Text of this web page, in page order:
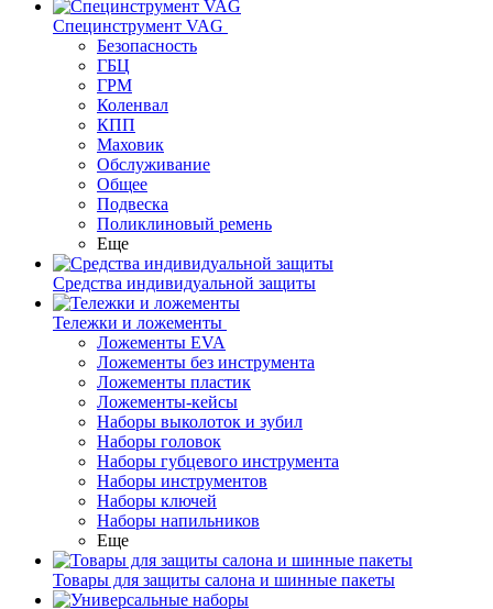
Специнструмент VAG
Безопасность
ГБЦ
ГРМ
Коленвал
КПП
Маховик
Обслуживание
Общее
Подвеска
Поликлиновый ремень
Еще
Средства индивидуальной защиты
Тележки и ложементы
Ложементы EVA
Ложементы без инструмента
Ложементы пластик
Ложементы-кейсы
Наборы выколоток и зубил
Наборы головок
Наборы губцевого инструмента
Наборы инструментов
Наборы ключей
Наборы напильников
Еще
Товары для защиты салона и шинные пакеты